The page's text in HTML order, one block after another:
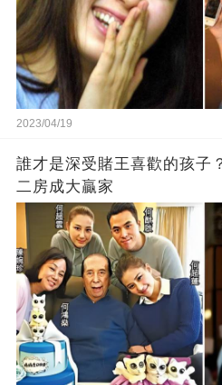
2023/04/19
誰才是深受賭王喜歡的孩子
二房成大贏家